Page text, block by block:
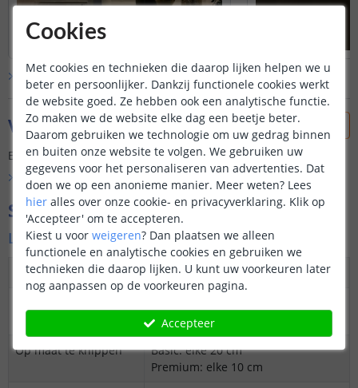
Bekijk alleklantfoto’s
Vraag & antwoord
Er is nog geen vraag gesteld over dit product.
Bekijk alle
Vraag & antwoord
Specificaties
Ledstrip
Dimbaar
Ja
Op maat te knippen
Basic: elke 20 cm
Premium: elke 10 cm
Cookies
Met cookies en technieken die daarop lijken helpen we u
beter en persoonlijker. Dankzij functionele cookies werkt
de website goed. Ze hebben ook een analytische functie.
Zo maken we de website elke dag een beetje beter.
Daarom gebruiken we technologie om uw gedrag binnen
en buiten onze website te volgen. We gebruiken uw
gegevens voor het personaliseren van advertenties. Dat
doen we op een anonieme manier. Meer weten? Lees
hier alles over onze cookie- en privacyverklaring. Klik op
'Accepteer' om te accepteren.
Kiest u voor weigeren? Dan plaatsen we alleen
functionele en analytische cookies en gebruiken we
technieken die daarop lijken. U kunt uw voorkeuren later
nog aanpassen op de voorkeuren pagina.
Accepteer